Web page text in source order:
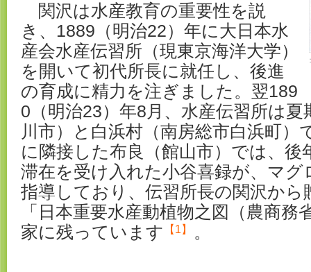
関沢は水産教育の重要性を説
き、1889（明治22）年に大日本水
産会水産伝習所（現東京海洋大学）
を開いて初代所長に就任し、後進
の育成に精力を注ぎました。翌189
0（明治23）年8月、水産伝習所は
川市）と白浜村（南房総市白浜町）
に隣接した布良（館山市）では、後
滞在を受け入れた小谷喜録が、マグ
指導しており、伝習所長の関沢から
「日本重要水産動植物之図（農商務
家に残っています
【1】 。